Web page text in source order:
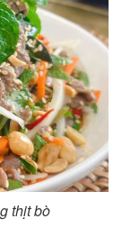
thịt bò